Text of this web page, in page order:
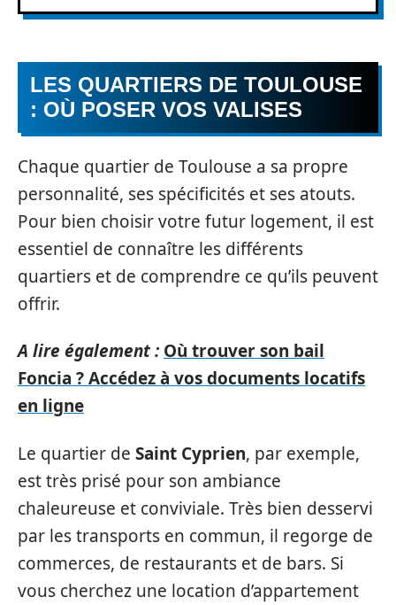
LES QUARTIERS DE TOULOUSE
: OÙ POSER VOS VALISES
Chaque quartier de Toulouse a sa propre
personnalité, ses spécificités et ses atouts.
Pour bien choisir votre futur logement, il est
essentiel de connaître les différents
quartiers et de comprendre ce qu’ils peuvent
offrir.
A lire également : Où trouver son bail
Foncia ? Accédez à vos documents locatifs
en ligne
Le quartier de Saint Cyprien, par exemple,
est très prisé pour son ambiance
chaleureuse et conviviale. Très bien desservi
par les transports en commun, il regorge de
commerces, de restaurants et de bars. Si
vous cherchez une location d’appartement